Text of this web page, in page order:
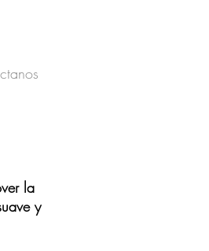
la
y